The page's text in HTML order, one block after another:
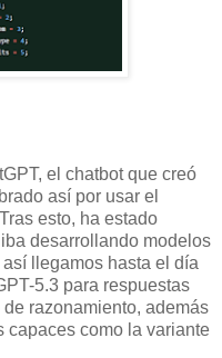
el chatbot que creó
así por usar el
esto, ha estado
desarrollando modelos
llegamos hasta el día
5.3 para respuestas
razonamiento, además
capaces como la variante